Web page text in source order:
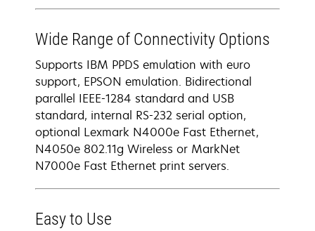
Wide Range of Connectivity Options
Supports IBM PPDS emulation with euro
support, EPSON emulation. Bidirectional
parallel IEEE-1284 standard and USB
standard, internal RS-232 serial option,
optional Lexmark N4000e Fast Ethernet,
N4050e 802.11g Wireless or MarkNet
N7000e Fast Ethernet print servers.
Easy to Use